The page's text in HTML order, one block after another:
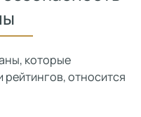
которые
относится